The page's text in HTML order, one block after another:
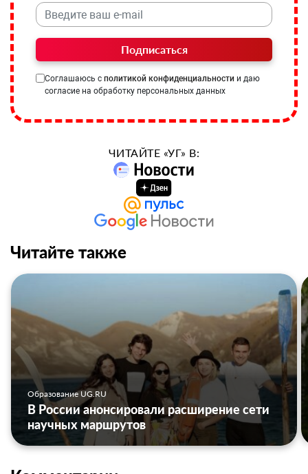
Подписаться
Соглашаюсь с политикой конфиденциальности и даю
согласие на обработку персональных данных
ЧИТАЙТЕ «УГ» В:
Читайте также
Образование UG.RU
В России анонсировали расширение сети
научных маршрутов